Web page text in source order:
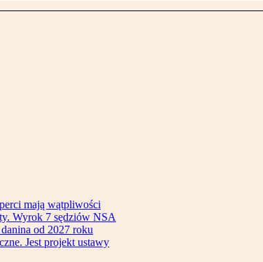
mają wątpliwości
Wyrok 7 sędziów NSA
od 2027 roku
Jest projekt ustawy